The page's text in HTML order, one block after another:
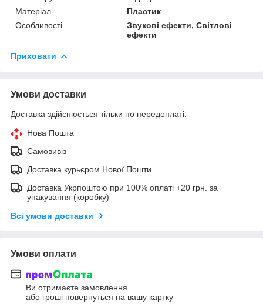
Матеріал
Пластик
Особливості
Звукові ефекти, Світлові
ефекти
Приховати
Умови доставки
Доставка здійснюється тільки по передоплаті.
Нова Пошта
Самовивіз
Доставка курьєром Нової Пошти.
Доставка Укрпоштою при 100% оплаті +20 грн. за
упакування (коробку)
Всі умови доставки
Умови оплати
Ви отримаєте замовлення
або гроші повернуться на вашу картку